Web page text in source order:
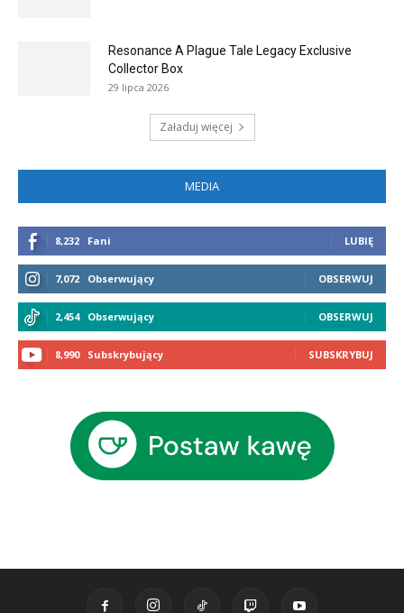
Resonance A Plague Tale Legacy Exclusive
Collector Box
29 lipca 2026
Załaduj więcej
MEDIA
8,232 Fani LUBIĘ
7,072 Obserwujący OBSERWUJ
2,454 Obserwujący OBSERWUJ
8,990 Subskrybujący SUBSKRYBUJ